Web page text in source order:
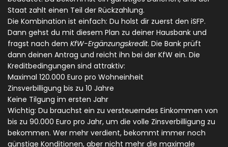
Staat zahlt einen Teil der Rückzahlung.
Die Kombination ist einfach: Du holst dir zuerst den iSFP.
Dann gehst du mit diesem Plan zu deiner Hausbank und
fragst nach dem KfW-Ergänzungskredit. Die Bank prüft
dann deinen Antrag und reicht ihn bei der KfW ein. Die
Kreditbedingungen sind attraktiv:
Maximal 120.000 Euro pro Wohneinheit
Zinsverbilligung bis zu 10 Jahre
Keine Tilgung im ersten Jahr
Wichtig: Du brauchst ein zu versteuerndes Einkommen von
bis zu 90.000 Euro pro Jahr, um die volle Zinsverbilligung zu
bekommen. Wer mehr verdient, bekommt immer noch
günstige Konditionen, aber nicht mehr die maximale